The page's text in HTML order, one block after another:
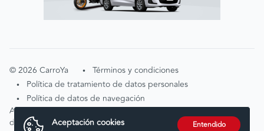
©2026 CarroYa • Términos y condiciones
• Política de tratamiento de datos personales
•
Política de datos de navegación
Atención de solicitudes por tratamiento de
datostratamientodedatos@carroya.com
Aceptación cookies Entendido